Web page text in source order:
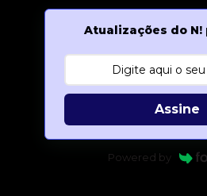
Atualizações do N!
Assine
Powered by